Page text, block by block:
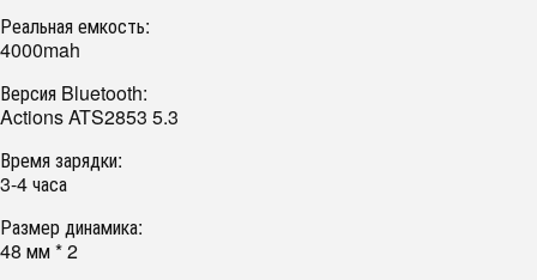
Реальная емкость:
4000mah
Версия Bluetooth:
Actions ATS2853 5.3
Время зарядки:
3-4 часа
Размер динамика:
48 мм * 2